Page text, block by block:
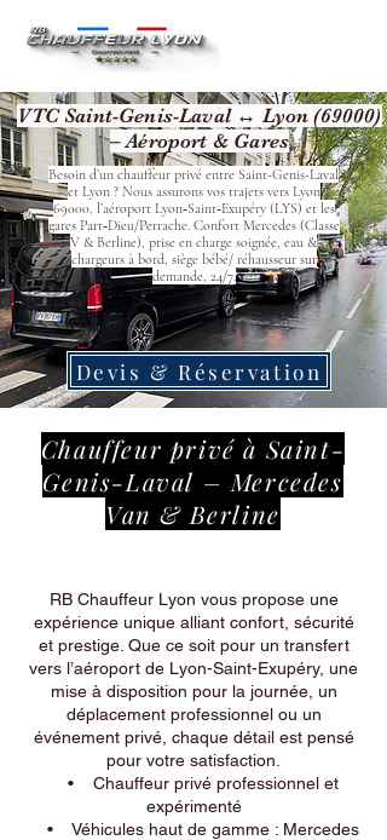
VTC Saint-Genis-Laval ↔ Lyon (69000)
– Aéroport & Gares
Besoin d’un chauffeur privé entre Saint-Genis-Laval
et Lyon ? Nous assurons vos trajets vers Lyon
69000, l’aéroport Lyon‑Saint‑Exupéry (LYS) et les
gares Part‑Dieu/Perrache. Confort Mercedes (Classe
V & Berline), prise en charge soignée, eau &
chargeurs à bord, siège bébé/ réhausseur sur
demande, 24/7.
Devis & Réservation
Chauffeur privé à Saint-
Genis-Laval – Mercedes
Van & Berline
RB Chauffeur Lyon vous propose une
expérience unique alliant confort, sécurité
et prestige. Que ce soit pour un transfert
vers l’aéroport de Lyon-Saint-Exupéry, une
mise à disposition pour la journée, un
déplacement professionnel ou un
événement privé, chaque détail est pensé
pour votre satisfaction.
• Chauffeur privé professionnel et
expérimenté
• Véhicules haut de gamme : Mercedes